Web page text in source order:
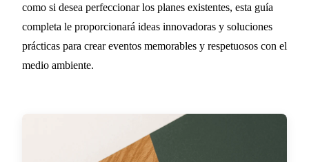
como si desea perfeccionar los planes existentes, esta guía
completa le proporcionará ideas innovadoras y soluciones
prácticas para crear eventos memorables y respetuosos con el
medio ambiente.